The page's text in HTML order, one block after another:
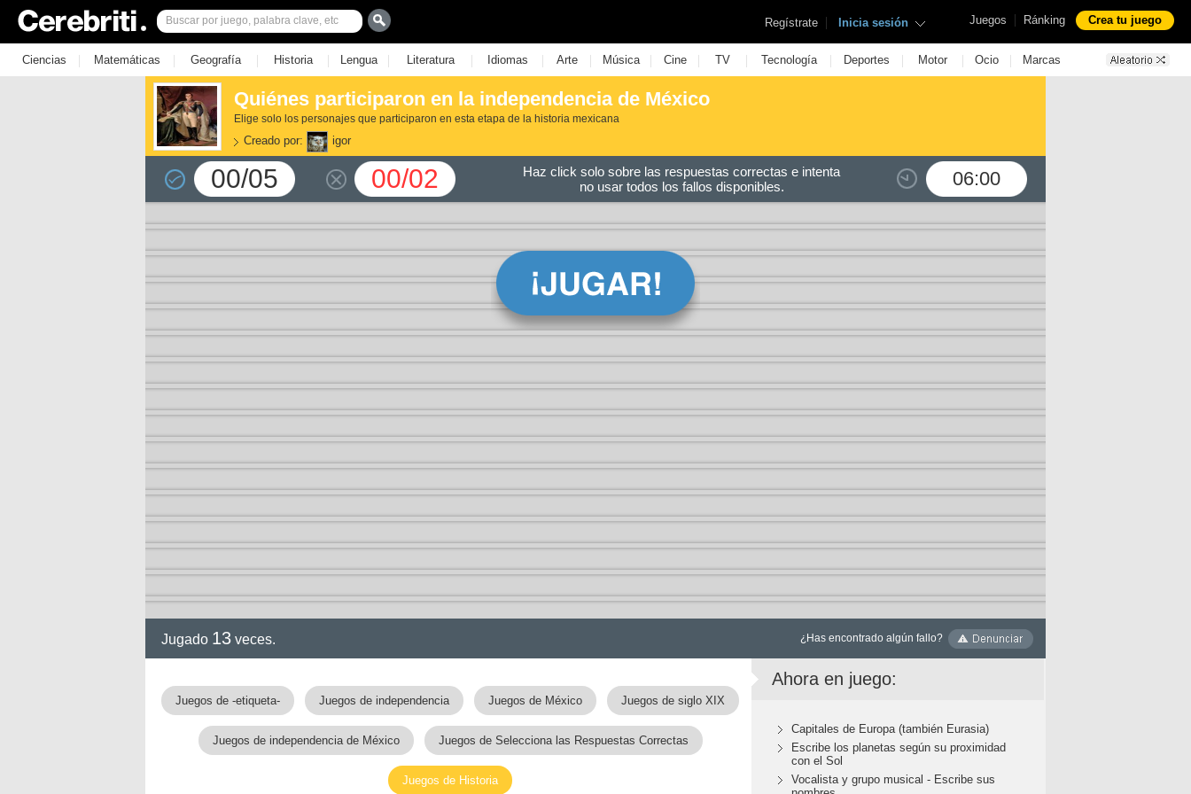
Juegos | Ránking Crea tu juego
Regístrate | Inicia sesión
Ciencias | Matemáticas | Geografía | Historia | Lengua | Literatura | Idiomas | Arte | Música | Cine | TV | Tecnología | Deportes | Motor | Ocio | Marcas
Quiénes participaron en la independencia de México
Elige solo los personajes que participaron en esta etapa de la historia mexicana
Creado por: igor
00/05 00/02 06:00
Haz click solo sobre las respuestas correctas e intenta
no usar todos los fallos disponibles.
Jugado 13 veces. ¿Has encontrado algún fallo?
Juegos de -etiqueta- Juegos de independencia Juegos de México Juegos de siglo XIX
Juegos de independencia de México Juegos de Selecciona las Respuestas Correctas
Juegos de Historia
Ahora en juego:
Capitales de Europa (también Eurasia)
Escribe los planetas según su proximidad
con el Sol
Vocalista y grupo musical - Escribe sus